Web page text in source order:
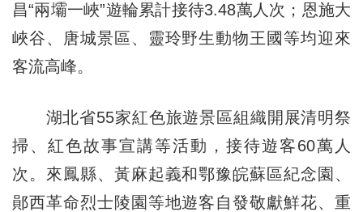
昌“兩壩一峽”遊輪累計接待3.48萬人次；恩施大
峽谷、唐城景區、靈玲野生動物王國等均迎來
客流高峰。
湖北省55家紅色旅遊景區組織開展清明祭
掃、紅色故事宣講等活動，接待遊客60萬人
次。來鳳縣、黃麻起義和鄂豫皖蘇區紀念園、
鄖西革命烈士陵園等地遊客自發敬獻鮮花、重